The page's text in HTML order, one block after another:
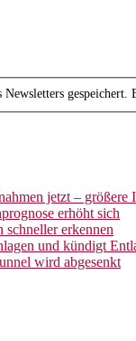
gespeichert.
jetzt – größere
erhöht sich
schneller erkennen
und kündigt
wird abgesenkt